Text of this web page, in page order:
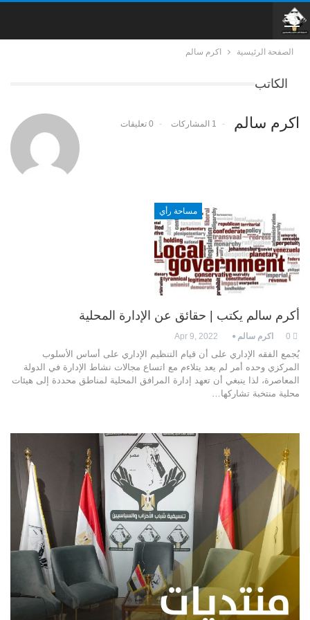
الصفحة الرئيسية اكرم سالم
الكاتب
اكرم سالم 1 المشاركات 0 تعليقات
مساحة رأي
أكرم سالم يكتب | حقائق عن الإدارة المحلية
اكرم سالم Apr 9, 2022
يُجمع الفقه الإداري على أن قيام التنظيم الإداري على أساس الأسلوب
المركزي وحده أمر لم يعد يتلاءم مع اتساع مجالات نشاط الإدارة في الدولة
المعاصرة، لذا ينبغي أن تعهد إدارة المرافق المحلية لمناطق محددة إلى هيئات
محلية منتخبة تشاركها…